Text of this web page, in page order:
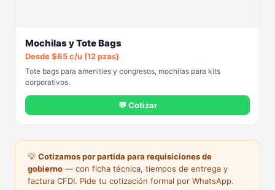
Mochilas y Tote Bags
Desde $65 c/u (12 pzas)
Tote bags para amenities y congresos, mochilas para kits
corporativos.
💬 Cotizar
💡 Cotizamos por partida para requisiciones de
gobierno — con ficha técnica, tiempos de entrega y
factura CFDI. Pide tu cotización formal por WhatsApp.